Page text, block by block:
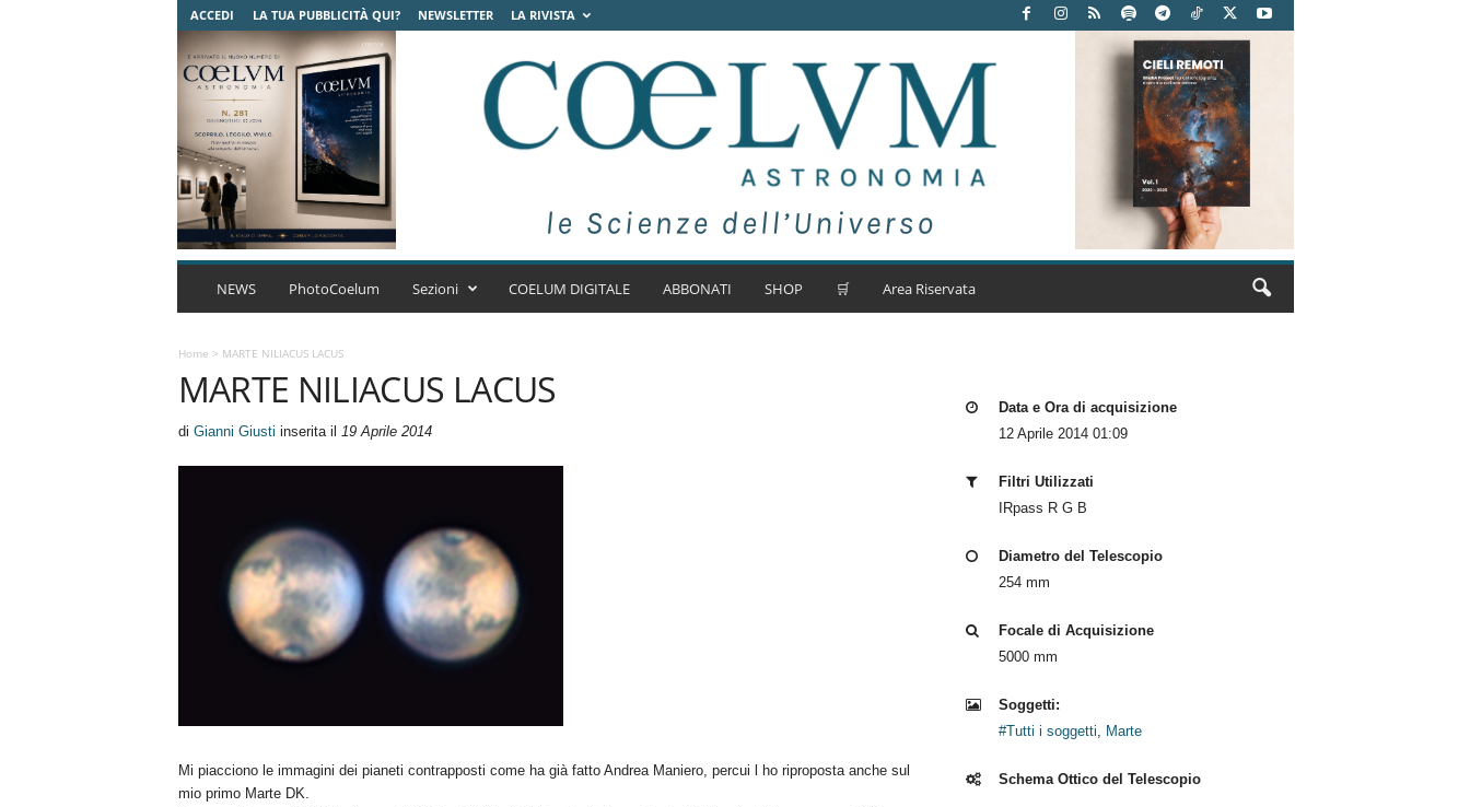
ACCEDI LA TUA PUBBLICITÀ QUI? NEWSLETTER LA RIVISTA
C
m
A
r
m
i
NEWS PhotoCoelum Sezioni COELUM DIGITALE ABBONATI SHOP 🛒 Area Riservata
Home > MARTE NILIACUS LACUS
MARTE NILIACUS LACUS
di Gianni Giusti inserita il 19 Aprile 2014
Mi piacciono le immagini dei pianeti contrapposti come ha già fatto Andrea Maniero, percui l ho riproposta anche sul
mio primo Marte DK.
Data e Ora di acquisizione
12 Aprile 2014 01:09
Filtri Utilizzati
IRpass R G B
Diametro del Telescopio
254 mm
Focale di Acquisizione
5000 mm
Soggetti:
#Tutti i soggetti, Marte
Schema Ottico del Telescopio